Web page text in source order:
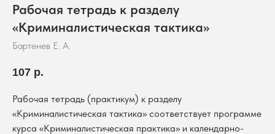
Рабочая тетрадь к разделу
«Криминалистическая тактика»
Бартенев Е. А.
107 р.
Рабочая тетрадь (практикум) к разделу
«Криминалистическая тактика» соответствует программе
курса «Криминалистическая практика» и календарно-